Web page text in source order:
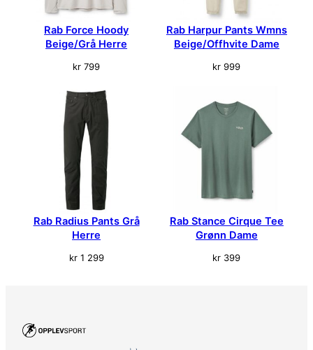
Rab Force Hoody
Beige/Grå Herre
kr 799
Rab Harpur Pants Wmns
Beige/Offhvite Dame
kr 999
Rab Radius Pants Grå
Herre
kr1 299
Rab Stance Cirque Tee
Grønn Dame
kr 399